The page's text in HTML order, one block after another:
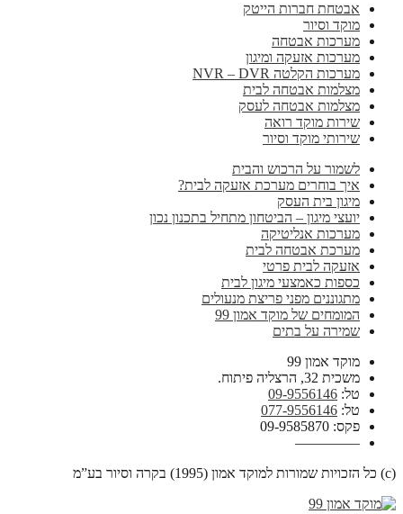
אבטחת חברות הייטק
מוקד וסיור
מערכות אבטחה
מערכות אזעקה ומיגון
מערכות הקלטה NVR – DVR
מצלמות אבטחה לבית
מצלמות אבטחה לעסק
שירות מוקד רואה
שירותי מוקד וסיור
לשמור על הרכוש והבית
איך בוחרים מערכת אזעקה לבית?
מיגון בית העסק
יועצי מיגון – הביטחון מתחיל בתכנון נכון
מערכות אנליטיקה
מערכת אבטחה לבית
אזעקה לבית פרטי
כספות כאמצעי מיגון לבית
מתגוננים מפני פריצת מנעולים
המומחים של מוקד אמון 99
שמירה על בתים
מוקד אמון 99
משכית 32, הרצליה פיתוח.
טל: 09-9556146
טל: 077-9556146
פקס: 09-9585870
————–
(c) כל הזכויות שמורות למוקד אמון (1995) בקרה וסיור בע”מ